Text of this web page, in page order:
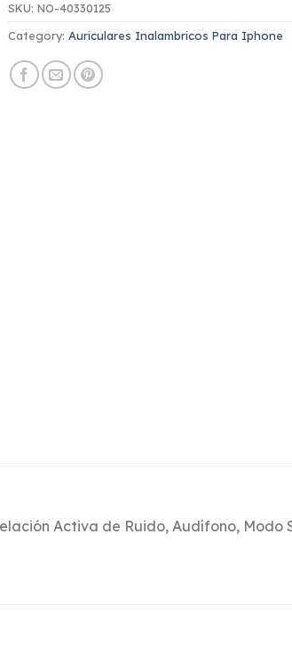
SKU: NO-40330125
Category: Auriculares Inalambricos Para Iphone
Activa de Ruido, Audífono, Modo